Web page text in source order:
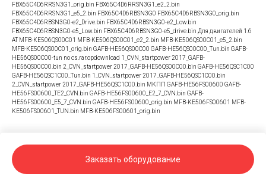
Заказать оборудование
FBX65C4D6RRSN3G1_orig.bin FBX65C4D6RRSN3G1_e2_2.bin
FBX65C4D6RRSN3G1_e5_2.bin FBX65C4D6RBSN3G0 FBX65C4D6RBSN3G0_orig.bin
FBX65C4D6RBSN3G0-e2_Drive.bin FBX65C4D6RBSN3G0-e2_Low.bin
FBX65C4D6RBSN3G0-e5_Low.bin FBX65C4D6RBSN3G0-e5_drive.bin Для двигателей 1.6
AT MFB-KE506QS00C01 MFB-KE506QS00C01_e2_2.bin MFB-KE506QS00C01_e5_2.bin
MFB-KE506QS00C01_orig.bin GAFB-HE56QS00C00 GAFB-HE56QS00C00_Tun.bin GAFB-
HE56QS00C00-tun no cs.rar.opdownload 1_CVN_startpower 2017_GAFB-
HE56QS00C00.bin 2_CVN_startpower 2017_GAFB-HE56QS00C00.bin GAFB-HE56QSC1C00
GAFB-HE56QSC1C00_Tun.bin 1_CVN_startpower 2017_GAFB-HE56QSC1C00.bin
2_CVN_startpower 2017_GAFB-HE56QSC1C00.bin MKПП GAFB-HE56FS00600 GAFB-
HE56FS00600_TE2_CVN.bin GAFB-HE56FS00600_E2_7_CVN.bin GAFB-
HE56FS00600_E5_7_CVN.bin GAFB-HE56FS00600_orig.bin MFB-KE506FS00601 MFB-
KE506FS00601_TUN.bin MFB-KE506FS00601_orig.bin